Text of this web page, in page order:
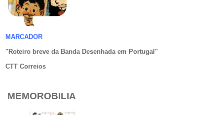
MARCADOR
"Roteiro breve da Banda Desenhada em Portugal "
CTT Correios
MEMOROBILIA